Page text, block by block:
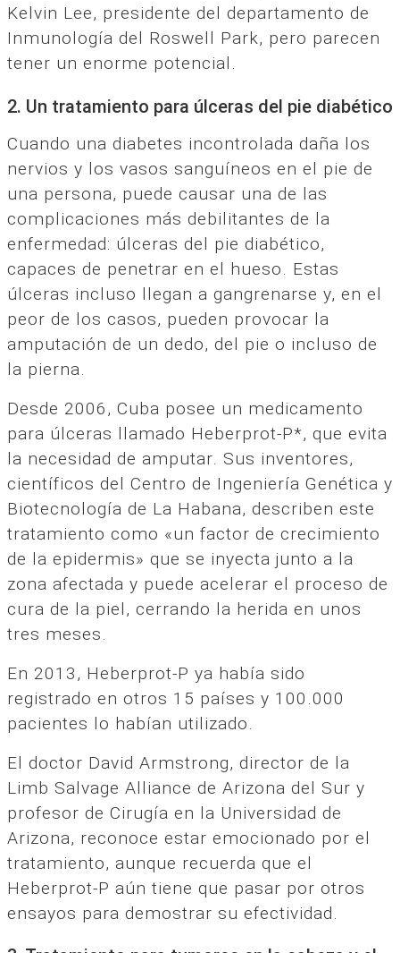
Kelvin Lee, presidente del departamento de
Inmunología del Roswell Park, pero parecen
tener un enorme potencial.
2. Un tratamiento para úlceras del pie diabético
Cuando una diabetes incontrolada daña los
nervios y los vasos sanguíneos en el pie de
una persona, puede causar una de las
complicaciones más debilitantes de la
enfermedad: úlceras del pie diabético,
capaces de penetrar en el hueso. Estas
úlceras incluso llegan a gangrenarse y, en el
peor de los casos, pueden provocar la
amputación de un dedo, del pie o incluso de
la pierna.
Desde 2006, Cuba posee un medicamento
para úlceras llamado Heberprot-P*, que evita
la necesidad de amputar. Sus inventores,
científicos del Centro de Ingeniería Genética y
Biotecnología de La Habana, describen este
tratamiento como «un factor de crecimiento
de la epidermis» que se inyecta junto a la
zona afectada y puede acelerar el proceso de
cura de la piel, cerrando la herida en unos
tres meses.
En 2013, Heberprot-P ya había sido
registrado en otros 15 países y 100.000
pacientes lo habían utilizado.
El doctor David Armstrong, director de la
Limb Salvage Alliance de Arizona del Sur y
profesor de Cirugía en la Universidad de
Arizona, reconoce estar emocionado por el
tratamiento, aunque recuerda que el
Heberprot-P aún tiene que pasar por otros
ensayos para demostrar su efectividad.